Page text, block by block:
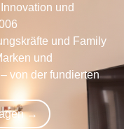
und
und Family
und
von der fundierten
→